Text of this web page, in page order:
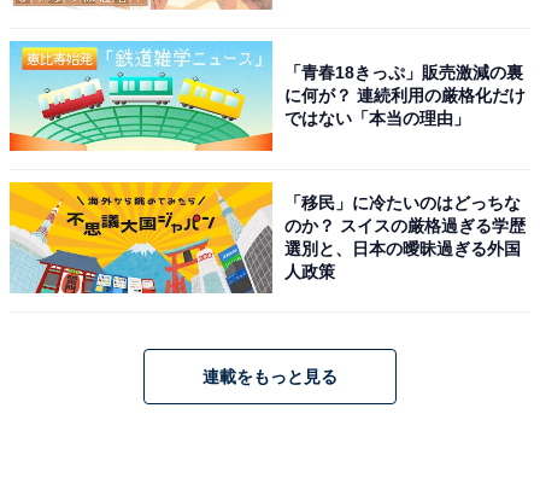
「青春18きっぷ」販売激減の裏
に何が？ 連続利用の厳格化だけ
ではない「本当の理由」
「移民」に冷たいのはどっちな
のか？ スイスの厳格過ぎる学歴
選別と、日本の曖昧過ぎる外国
人政策
連載をもっと見る